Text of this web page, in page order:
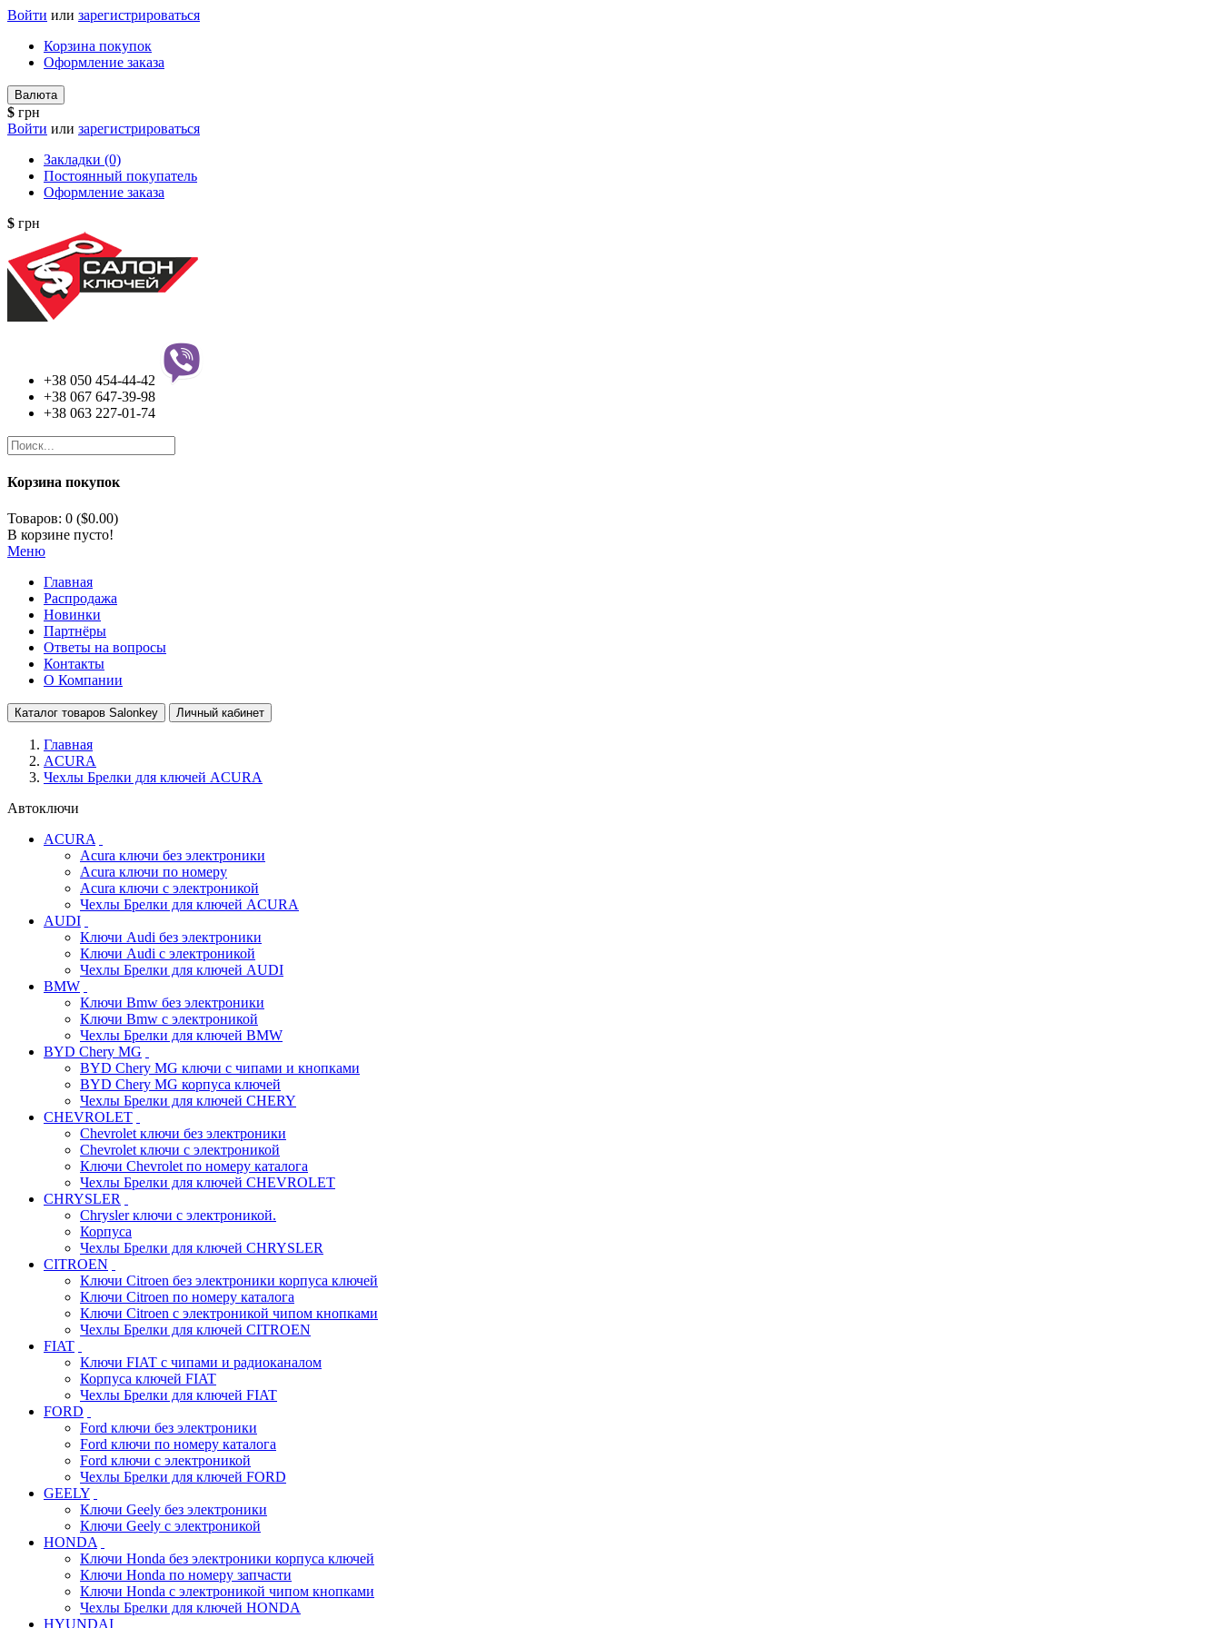
Войти или зарегистрироваться
Корзина покупок
Оформление заказа
Валюта
$ грн
Войти или зарегистрироваться
Закладки (0)
Постоянный покупатель
Оформление заказа
$ грн
+38 050 454-44-42
+38 067 647-39-98
+38 063 227-01-74
Корзина покупок
Товаров: 0 ($0.00)
В корзине пусто!
Меню
Главная
Распродажа
Новинки
Партнёры
Ответы на вопросы
Контакты
О Компании
Каталог товаров Salonkey Личный кабинет
Главная
ACURA
Чехлы Брелки для ключей ACURA
Автоключи
ACURA
Acura ключи без электроники
Acura ключи по номеру
Acura ключи с электроникой
Чехлы Брелки для ключей ACURA
AUDI
Ключи Audi без электроники
Ключи Audi с электроникой
Чехлы Брелки для ключей AUDI
BMW
Ключи Bmw без электроники
Ключи Bmw с электроникой
Чехлы Брелки для ключей BMW
BYD Chery MG
BYD Chery MG ключи c чипами и кнопками
BYD Chery MG корпуса ключей
Чехлы Брелки для ключей CHERY
CHEVROLET
Chevrolet ключи без электроники
Chevrolet ключи с электроникой
Ключи Chevrolet по номеру каталога
Чехлы Брелки для ключей CHEVROLET
CHRYSLER
Chrysler ключи с электроникой.
Корпуса
Чехлы Брелки для ключей CHRYSLER
CITROEN
Ключи Citroen без электроники корпуса ключей
Ключи Citroen по номеру каталога
Ключи Citroen с электроникой чипом кнопками
Чехлы Брелки для ключей CITROEN
FIAT
Ключи FIAT с чипами и радиоканалом
Корпуса ключей FIAT
Чехлы Брелки для ключей FIAT
FORD
Ford ключи без электроники
Ford ключи по номеру каталога
Ford ключи с электроникой
Чехлы Брелки для ключей FORD
GEELY
Ключи Geely без электроники
Ключи Geely с электроникой
HONDA
Ключи Honda без электроники корпуса ключей
Ключи Honda по номеру запчасти
Ключи Honda с электроникой чипом кнопками
Чехлы Брелки для ключей HONDA
HYUNDAI